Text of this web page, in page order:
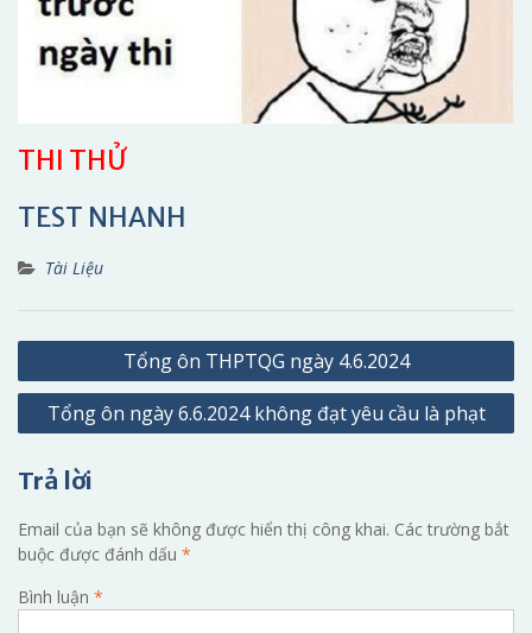
THI THỬ
TEST NHANH
Tài Liệu
Điều
hướng
bài
Tổng ôn THPTQG ngày 4.6.2024
Tổng ôn ngày 6.6.2024 không đạt yêu cầu là phạt
Trả lời
Email của bạn sẽ không được hiển thị công khai. Các trường bắt
buộc được đánh dấu *
Bình luận *